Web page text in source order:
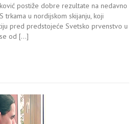
postiže dobre rezultate na nedavno
trkama u nordijskom skijanju, koji
pred predstojeće Svetsko prvenstvo u
od […]